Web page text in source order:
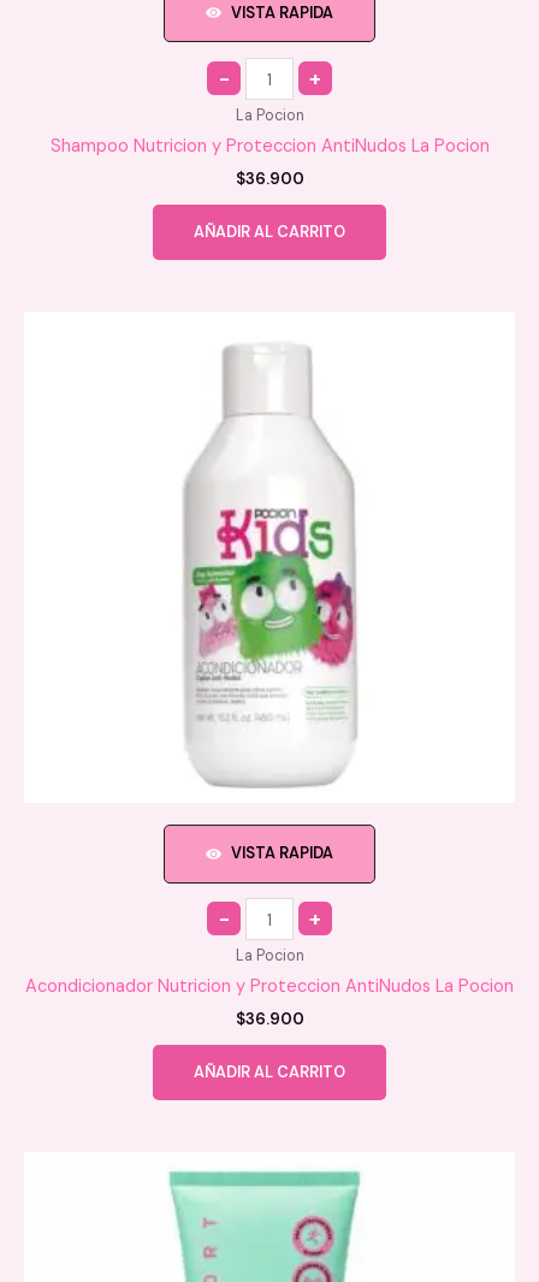
VISTA RAPIDA
Quantity
La Pocion
Shampoo Nutricion y Proteccion AntiNudos La Pocion
$36.900
AÑADIR AL CARRITO
VISTA RAPIDA
Quantity
La Pocion
Acondicionador Nutricion y Proteccion AntiNudos La Pocion
$36.900
AÑADIR AL CARRITO